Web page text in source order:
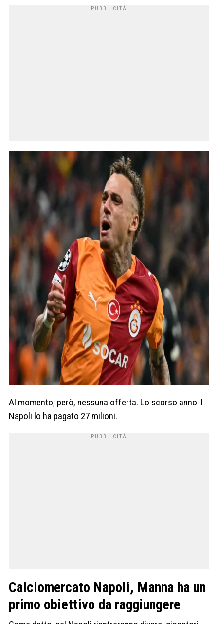
Al momento, però, nessuna offerta. Lo scorso anno il
Napoli lo ha pagato 27 milioni.
Calciomercato Napoli, Manna ha un
primo obiettivo da raggiungere